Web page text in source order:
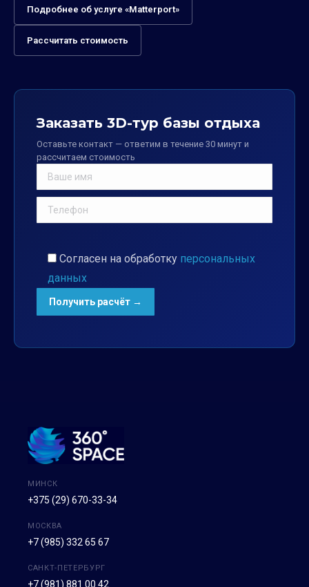
Подробнее об услуге «Matterport»
Рассчитать стоимость
Заказать 3D-тур базы отдыха
Оставьте контакт — ответим в течение 30 минут и
рассчитаем стоимость
Согласен на обработку персональных
данных
МИНСК
+375 (29) 670-33-34
МОСКВА
+7 (985) 332 65 67
САНКТ-ПЕТЕРБУРГ
+7 (981) 881 00 42